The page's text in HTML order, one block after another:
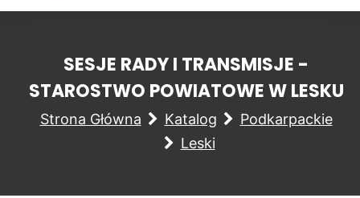
SESJE RADY I TRANSMISJE -
STAROSTWO POWIATOWE W LESKU
Strona Główna Katalog
Podkarpackie
Leski